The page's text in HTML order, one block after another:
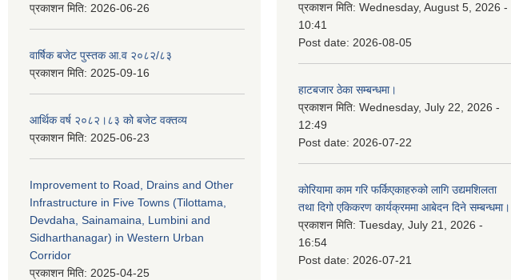
प्रकाशन मिति: 2026-06-26
वार्षिक बजेट पुस्तक आ.व २०८२/८३
प्रकाशन मिति: 2025-09-16
आर्थिक वर्ष २०८२।८३ को बजेट वक्तव्य
प्रकाशन मिति: 2025-06-23
Improvement to Road, Drains and Other
Infrastructure in Five Towns (Tilottama,
Devdaha, Sainamaina, Lumbini and
Sidharthanagar) in Western Urban
Corridor
प्रकाशन मिति: 2025-04-25
प्रकाशन मिति: Wednesday, August 5, 2026 -
10:41
Post date: 2026-08-05
हाटबजार ठेका सम्बन्धमा।
प्रकाशन मिति: Wednesday, July 22, 2026 -
12:49
Post date: 2026-07-22
कोरियामा काम गरि फर्किएकाहरुको लागि उद्यमशिलता
तथा दिगो एकिकरण कार्यक्रममा आबेदन दिने सम्बन्धमा।
प्रकाशन मिति: Tuesday, July 21, 2026 -
16:54
Post date: 2026-07-21